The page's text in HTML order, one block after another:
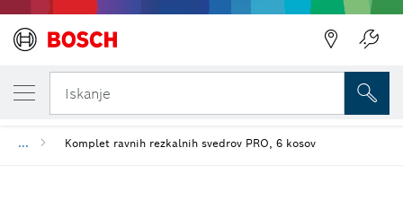
Iskanje
... Komplet ravnih rezkalnih svedrov PRO, 6 kosov
TRENUTNO IZBRANA RAZLIČICA
Komplet ravnih rezkalnih svedrov PRO, 6